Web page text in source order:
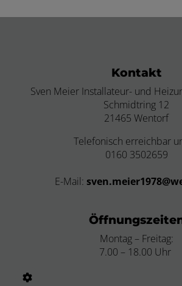
Kontakt
Sven Meier Installateur- und
Schmidtring 12
21465 Wentorf
Telefonisch erreichbar
0160 3502659
E-Mail:
Montag – Freitag:
7.00 – 18.00 Uhr